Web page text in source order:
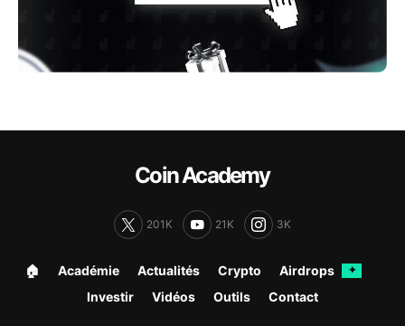
Coin Academy
201K 21K 3K
🏠︎ Académie Actualités Crypto Airdrops ✦
Investir Vidéos Outils Contact